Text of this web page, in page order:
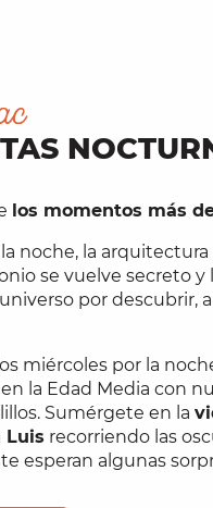
los momentos más
noche, la
se vuelve secreto y
por descubrir,
miércoles por la
la Edad Media con
Sumérgete en la
Luis recorriendo las
esperan algunas